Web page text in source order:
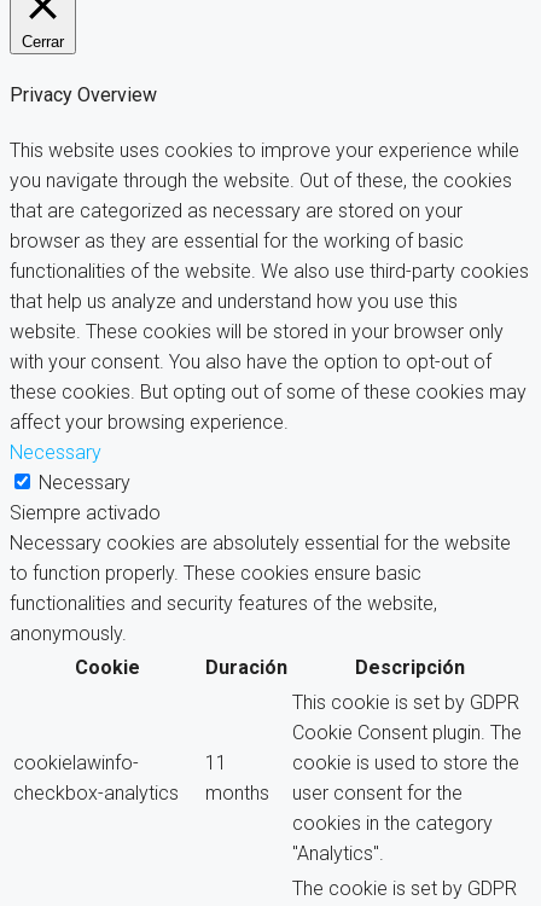
Cerrar
Privacy Overview
This website uses cookies to improve your experience while
you navigate through the website. Out of these, the cookies
that are categorized as necessary are stored on your
browser as they are essential for the working of basic
functionalities of the website. We also use third-party cookies
that help us analyze and understand how you use this
website. These cookies will be stored in your browser only
with your consent. You also have the option to opt-out of
these cookies. But opting out of some of these cookies may
affect your browsing experience.
Necessary
Necessary
Siempre activado
Necessary cookies are absolutely essential for the website
to function properly. These cookies ensure basic
functionalities and security features of the website,
anonymously.
Cookie
Duración Descripción
cookielawinfo-
checkbox-analytics
11
months
This cookie is set by GDPR
Cookie Consent plugin. The
cookie is used to store the
user consent for the
cookies in the category
"Analytics".
The cookie is set by GDPR